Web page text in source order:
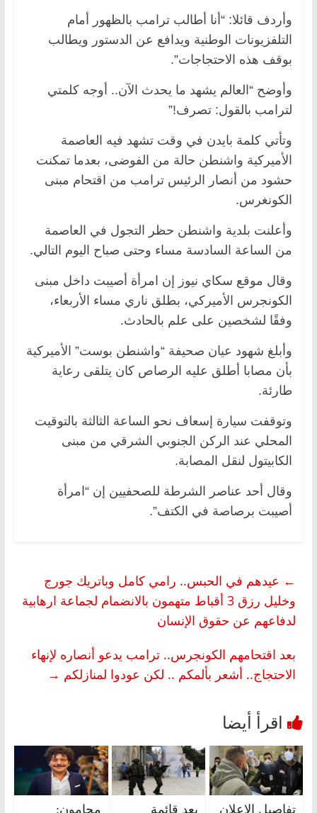
وأردف قائلا: “أنا أطالب ترامب بالظهور أمام
التلفزيونات الوطنية ويدافع عن الدستور ويطالب
بوقف هذه الاحتجاجات”.
وأوضح “العالم يشهد ما يحدث الآن.. أوجه كلمتي
لترامب بالقول: تصرف!”
وتأتي كلمة بايدن في وقت تشهد فيه العاصمة
الأميركية واشنطن حالة من الفوضى، بعدما تمكنت
حشود من أنصار الرئيس ترامب من اقتحام مبنى
الكونغرس.
وأعلنت بلدية واشنطن حظر التجول في العاصمة
من الساعة السادسة مساء وحتى صباح اليوم التالي.
وقال موقع سكاي نيوز إن امرأة أصيبت داخل مبنى
الكونجرس الأميركي، بطلق ناري مساء الأربعاء،
وفقًا لشخصين على علم بالحادث.
وأبلغ شهود عيان صحيفة “واشنطن بوست” الأميركية
بأن مصابا أطلق عليه الرصاص كان يتلقى رعاية
طارئة.
وتوقفت سيارة إسعاف نحو الساعة الثالثة بالتوقيت
المحلي عند الركن الجنوبي الشرقي من مبنى
الكابيتول لنقل المصابة.
وقال أحد عناصر الشرطة للصحفيين إن “امرأة
أصيبت برصاصة في الكتف”.
← عيدهم في الحبس.. رامي كامل وباتريك جورج
وخليل رزق 3 أقباط متهمون بالانضمام لجماعة ارهابية
لدفاعهم عن حقوق الإنسان
بعد اقتحامهم الكونجرس.. ترامب يدعو أنصاره لإنهاء
الاحتجاج.. أشعر بألمكم .. لكن عودوا لمنازلكم →
تفاصيل الإعلان بعد قائمة محامون: